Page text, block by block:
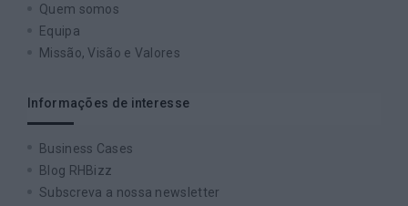
Quem somos
Equipa
Missão, Visão e Valores
Informações de interesse
Business Cases
Blog RHBizz
Subscreva a nossa newsletter